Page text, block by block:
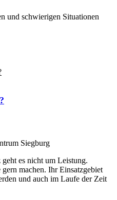
und schwierigen Situationen
es nicht um Leistung.
machen. Ihr Einsatzgebiet
und auch im Laufe der Zeit